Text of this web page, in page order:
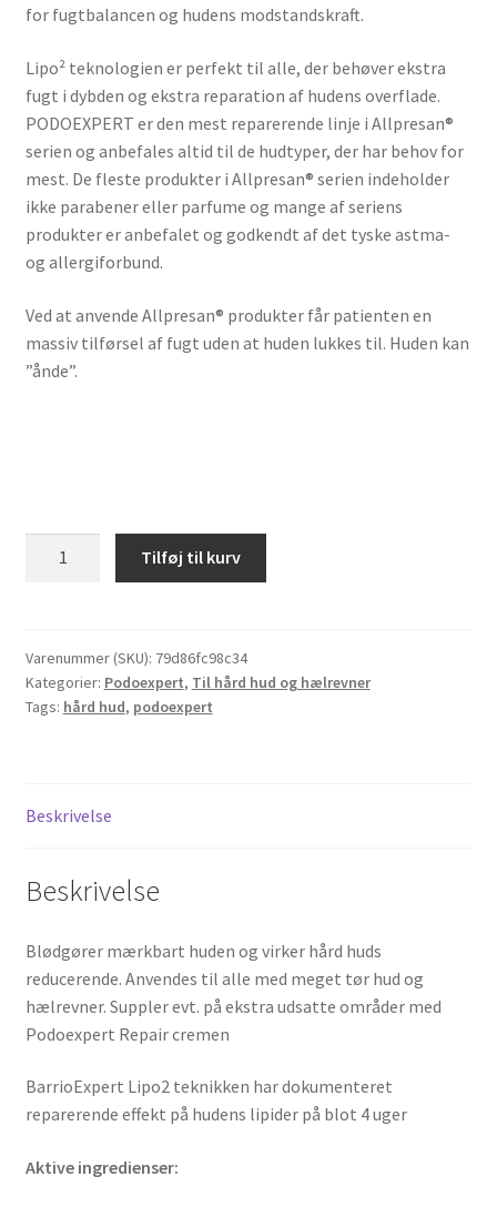
for fugtbalancen og hudens modstandskraft.
Lipo² teknologien er perfekt til alle, der behøver ekstra
fugt i dybden og ekstra reparation af hudens overflade.
PODOEXPERT er den mest reparerende linje i Allpresan®
serien og anbefales altid til de hudtyper, der har behov for
mest. De fleste produkter i Allpresan® serien indeholder
ikke parabener eller parfume og mange af seriens
produkter er anbefalet og godkendt af det tyske astma-
og allergiforbund.
Ved at anvende Allpresan® produkter får patienten en
massiv tilførsel af fugt uden at huden lukkes til. Huden kan
”ånde”.
8%
carbamid,
125
Tilføj til kurv
Varenummer (SKU): 79d86fc98c34
Kategorier: Podoexpert, Til hård hud og hælrevner
Tags: hård hud, podoexpert
Beskrivelse
Beskrivelse
Blødgører mærkbart huden og virker hård huds
reducerende. Anvendes til alle med meget tør hud og
hælrevner. Suppler evt. på ekstra udsatte områder med
Podoexpert Repair cremen
BarrioExpert Lipo2 teknikken har dokumenteret
reparerende effekt på hudens lipider på blot 4 uger
Aktive ingredienser: